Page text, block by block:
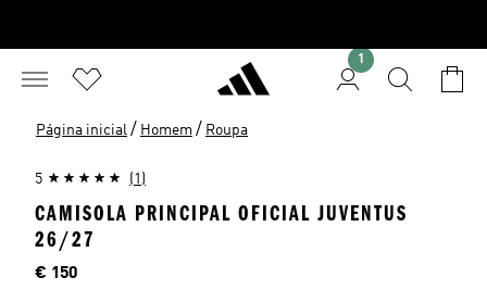
1
Página inicial / Homem / Roupa
5 (1)
CAMISOLA PRINCIPAL OFICIAL JUVENTUS
26/27
Preço
€ 150